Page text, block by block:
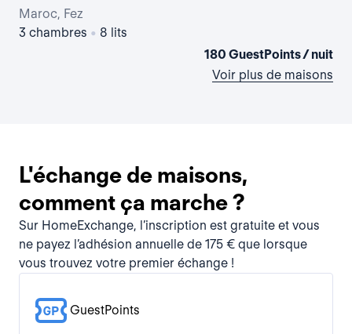
Maroc, Fez
3 chambres • 8 lits
180 GuestPoints / nuit
Voir plus de maisons
L'échange de maisons,
comment ça marche ?
Sur HomeExchange, l’inscription est gratuite et vous
ne payez l’adhésion annuelle de 175 € que lorsque
vous trouvez votre premier échange !
GuestPoints